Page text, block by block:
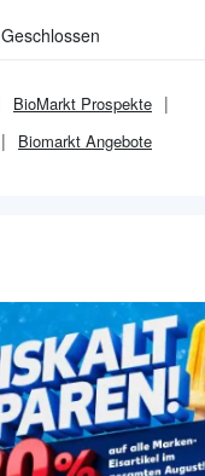
Geschlossen
BioMarkt Prospekte
Biomarkt Angebote